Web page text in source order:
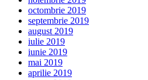
octombrie 2019
septembrie 2019
august 2019
iulie 2019
iunie 2019
mai 2019
aprilie 2019